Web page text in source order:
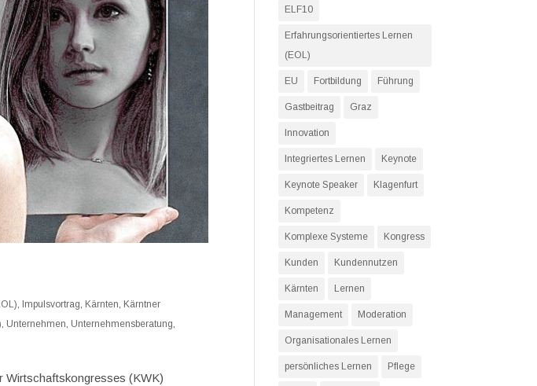
, Impulsvortrag, Kärnten, Kärntner
, Unternehmen, Unternehmensberatung,
Wirtschaftskongresses (KWK)
ELF10
Erfahrungsorientiertes Lernen
(EOL)
EU Fortbildung Führung
Gastbeitrag Graz
Innovation
Integriertes Lernen Keynote
Keynote Speaker Klagenfurt
Kompetenz
Komplexe Systeme Kongress
Kunden Kundennutzen
Kärnten Lernen
Management Moderation
Organisationales Lernen
persönliches Lernen Pflege